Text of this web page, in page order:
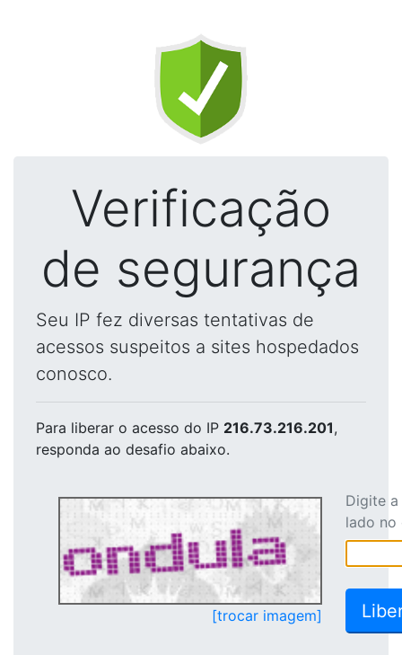
Verificação
de segurança
Seu IP fez diversas tentativas de
acessos suspeitos a sites hospedados
conosco.
Para liberar o acesso do IP 216.73.216.201,
responda ao desafio abaixo.
[trocar imagem]
Digite
lado no